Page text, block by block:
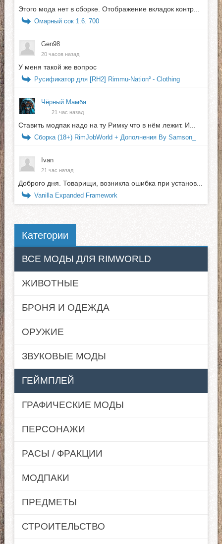
Этого мода нет в сборке. Отображение вкладок контр...
Омарный сок 1.6. 700
Gen98
20 часов назад
У меня такой же вопрос
Русификатор для [RH2] Rimmu-Nation² - Clothing
Чёрный Мамба
21 час назад
Ставить модпак надо на ту Римку что в нём лежит. И...
Сборка (18+) RimJobWorld + Дополнения By Samson_
Ivan
21 час назад
Доброго дня. Товарищи, возникла ошибка при установ...
Vanilla Expanded Framework
Категории
ВСЕ МОДЫ ДЛЯ RIMWORLD
ЖИВОТНЫЕ
БРОНЯ И ОДЕЖДА
ОРУЖИЕ
ЗВУКОВЫЕ МОДЫ
ГЕЙМПЛЕЙ
ГРАФИЧЕСКИЕ МОДЫ
ПЕРСОНАЖИ
РАСЫ / ФРАКЦИИ
МОДПАКИ
ПРЕДМЕТЫ
СТРОИТЕЛЬСТВО